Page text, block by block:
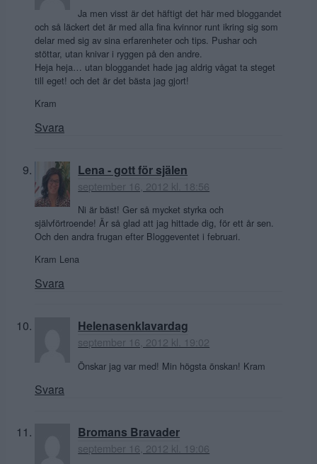
Ja men visst är det häftigt det här med bloggandet
och så läckert det är med alla fina kvinnor runt ikring sig som
delar med sig av sina erfarenheter och tips. Pushar och
stöttar, utan knivar i ryggen på den andre.
Heja heja… utan bloggandet hade jag aldrig vågat ta steget
till eget! och det är det bästa jag gjort!
Kram
Svara
Lena - gott för själen
september 16, 2012 kl. 18:56
Ni är bäst! Ger så mycket styrka och
självförtroende! Är så glad att jag hittade dig, för ett år sen.
Och den andra frugan efter Bloggeventet i februari.
Kram Lena
Svara
Helenasenklavardag
september 16, 2012 kl. 19:02
Önskar jag var med! Min högsta önskan! Kram
Svara
Bromans Bravader
september 16, 2012 kl. 19:06